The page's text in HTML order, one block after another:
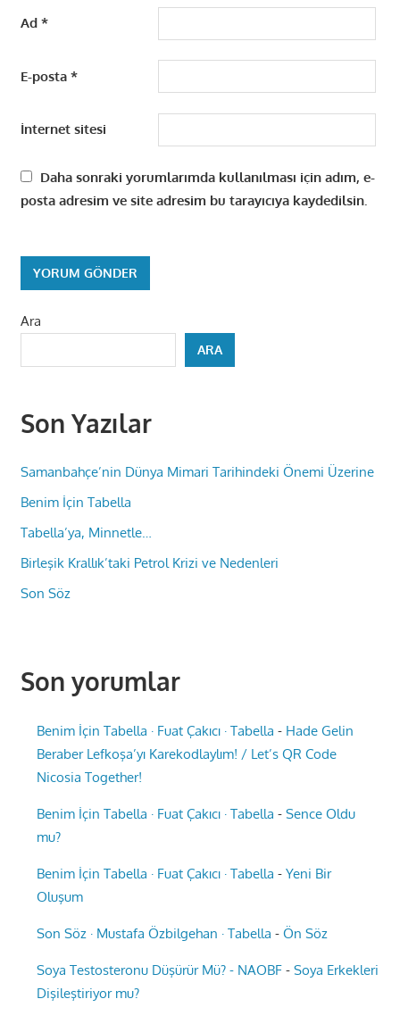
Ad *
E-posta *
İnternet sitesi
Daha sonraki yorumlarımda kullanılması için adım, e-
posta adresim ve site adresim bu tarayıcıya kaydedilsin.
Ara
ARA
Son Yazılar
Samanbahçe’nin Dünya Mimari Tarihindeki Önemi Üzerine
Benim İçin Tabella
Tabella’ya, Minnetle…
Birleşik Krallık’taki Petrol Krizi ve Nedenleri
Son Söz
Son yorumlar
Benim İçin Tabella · Fuat Çakıcı · Tabella - Hade Gelin
Beraber Lefkoşa’yı Karekodlaylım! / Let’s QR Code
Nicosia Together!
Benim İçin Tabella · Fuat Çakıcı · Tabella -Sence Oldu
mu?
Benim İçin Tabella · Fuat Çakıcı · Tabella -Yeni Bir
Oluşum
Son Söz · Mustafa Özbilgehan · Tabella -Ön Söz
Soya Testosteronu Düşürür Mü? - NAOBF -Soya Erkekleri
Dişileştiriyor mu?